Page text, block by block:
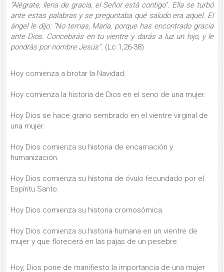
“Alégrate, llena de gracia, el Señor está contigo”. Ella se turbó
ante estas palabras y se preguntaba qué saludo era aquel. El
ángel le dijo: “No temas, María, porque has encontrado gracia
ante Dios. Concebirás en tu vientre y darás a luz un hijo, y le
pondrás por nombre Jesús”. (Lc 1,26-38)
Hoy comienza a brotar la Navidad.
Hoy comienza la historia de Dios en el seno de una mujer.
Hoy Dios se hace grano sembrado en el vientre virginal de
una mujer.
Hoy Dios comienza su historia de encarnación y
humanización.
Hoy Dios comienza su historia de óvulo fecundado por el
Espíritu Santo.
Hoy Dios comienza su historia cromosómica.
Hoy Dios comienza su historia humana en un vientre de
mujer y que florecerá en las pajas de un pesebre.
Hoy, Dios pone de manifiesto la importancia de una mujer